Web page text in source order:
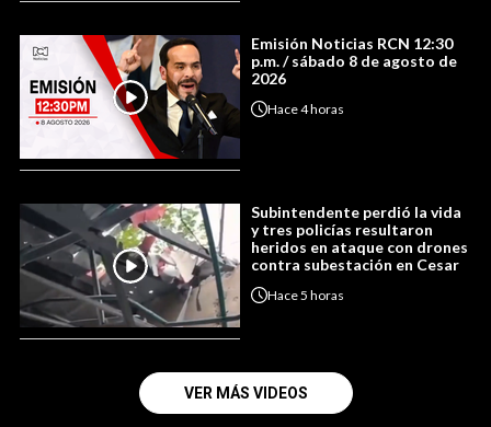
Emisión Noticias RCN 12:30
p.m. / sábado 8 de agosto de
2026
Hace4 horas
Subintendente perdió la vida
y tres policías resultaron
heridos en ataque con drones
contra subestación en Cesar
Hace5 horas
VER MÁS VIDEOS